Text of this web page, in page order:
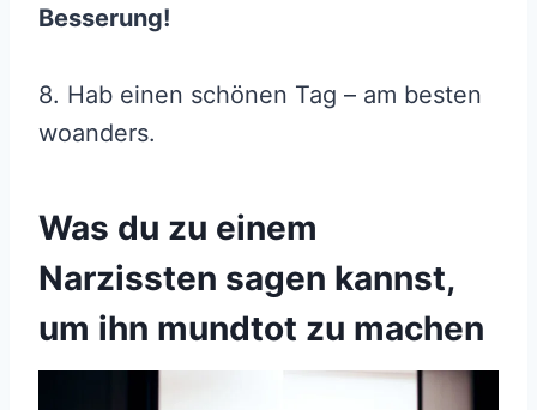
Besserung!
8. Hab einen schönen Tag – am besten
woanders.
Was du zu einem
Narzissten sagen kannst,
um ihn mundtot zu machen